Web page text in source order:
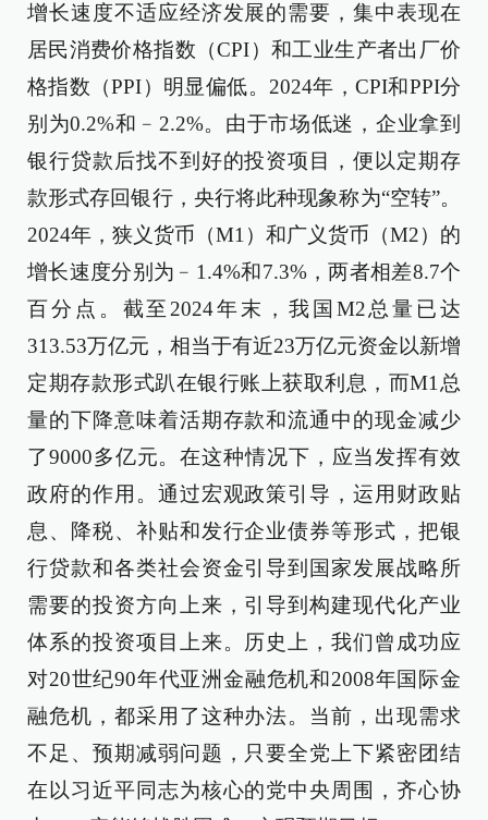
增长速度不适应经济发展的需要，集中表现在
居民消费价格指数（CPI）和工业生产者出厂价
格指数（PPI）明显偏低。2024年，CPI和PPI分
别为0.2%和﹣2.2%。由于市场低迷，企业拿到
银行贷款后找不到好的投资项目，便以定期存
款形式存回银行，央行将此种现象称为“空转”。
2024年，狭义货币（M1）和广义货币（M2）的
增长速度分别为﹣1.4%和7.3%，两者相差8.7个
百分点。截至2024年末，我国M2总量已达
313.53万亿元，相当于有近23万亿元资金以新增
定期存款形式趴在银行账上获取利息，而M1总
量的下降意味着活期存款和流通中的现金减少
了9000多亿元。在这种情况下，应当发挥有效
政府的作用。通过宏观政策引导，运用财政贴
息、降税、补贴和发行企业债券等形式，把银
行贷款和各类社会资金引导到国家发展战略所
需要的投资方向上来，引导到构建现代化产业
体系的投资项目上来。历史上，我们曾成功应
对20世纪90年代亚洲金融危机和2008年国际金
融危机，都采用了这种办法。当前，出现需求
不足、预期减弱问题，只要全党上下紧密团结
在以习近平同志为核心的党中央周围，齐心协